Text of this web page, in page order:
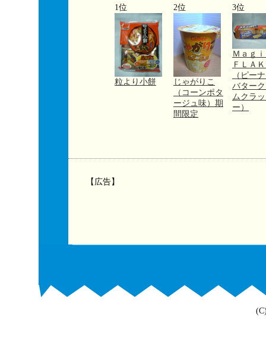
1位
粒より小餅
2位
じゃがりこ
（コーンポタ
ージュ味）期
間限定
3位
Ｍａｇ
ＦＬＡ
（ピー
バター
ムクラ
ー）
【広告】